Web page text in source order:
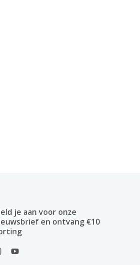
je aan voor onze
en ontvang €10